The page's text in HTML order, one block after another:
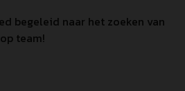
begeleid naar het zoeken van
team!